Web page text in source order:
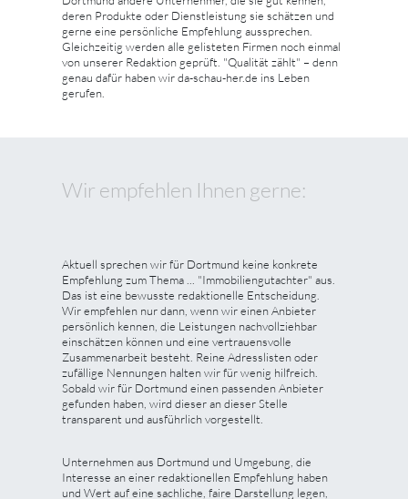
deren Produkte oder Dienstleistung sie schätzen und
gerne eine persönliche Empfehlung aussprechen.
Gleichzeitig werden alle gelisteten Firmen noch einmal
von unserer Redaktion geprüft. "Qualität zählt" – denn
genau dafür haben wir da-schau-her.de ins Leben
gerufen.
Wir empfehlen Ihnen gerne:
Aktuell sprechen wir für Dortmund keine konkrete
Empfehlung zum Thema ... "Immobiliengutachter" aus.
Das ist eine bewusste redaktionelle Entscheidung.
Wir empfehlen nur dann, wenn wir einen Anbieter
persönlich kennen, die Leistungen nachvollziehbar
einschätzen können und eine vertrauensvolle
Zusammenarbeit besteht. Reine Adresslisten oder
zufällige Nennungen halten wir für wenig hilfreich.
Sobald wir für Dortmund einen passenden Anbieter
gefunden haben, wird dieser an dieser Stelle
transparent und ausführlich vorgestellt.
Unternehmen aus Dortmund und Umgebung, die
Interesse an einer redaktionellen Empfehlung haben
und Wert auf eine sachliche, faire Darstellung legen,